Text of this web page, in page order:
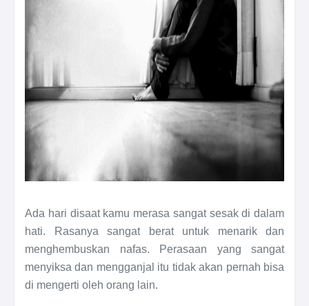
Ada hari disaat kamu merasa sangat sesak di dalam
hati. Rasanya sangat berat untuk menarik dan
menghembuskan nafas. Perasaan yang sangat
menyiksa dan mengganjal itu tidak akan pernah bisa
di mengerti oleh orang lain.